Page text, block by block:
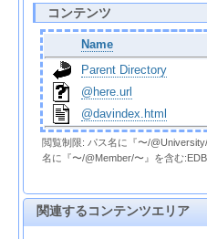
コンテンツ
Name
Parent Directory
@here.url
@davindex.html
閲覧制限: パス名に『〜/
名に『〜/@Member/〜』を含む
関連するコンテンツエリア